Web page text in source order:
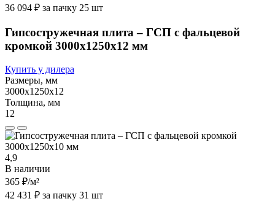
36 094 ₽ за пачку 25 шт
Гипсостружечная плита – ГСП с фальцевой
кромкой 3000х1250х12 мм
Купить у дилера
Размеры, мм
3000х1250х12
Толщина, мм
12
4,9
В наличии
365 ₽/м²
42 431 ₽ за пачку 31 шт